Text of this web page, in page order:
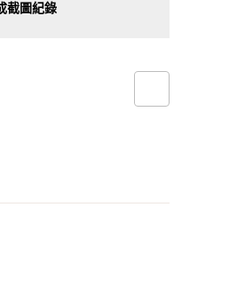
無劇透）〉
截圖紀錄